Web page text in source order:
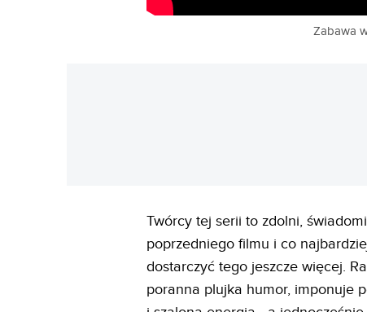
Zabawa
Twórcy tej serii to zdolni,
poprzedniego filmu i co
dostarczyć tego jeszcze więcej.
poranna plujka humor, imponuje